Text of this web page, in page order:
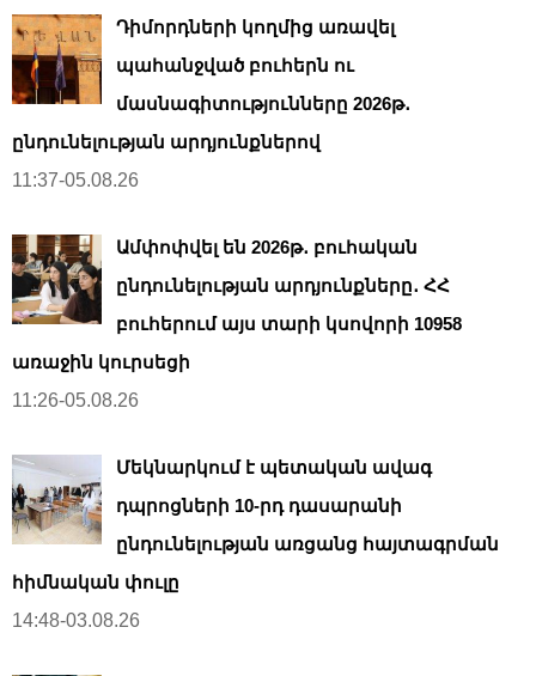
Դիմորդների կողմից առավել
պահանջված բուհերն ու
մասնագիտությունները 2026թ․
ընդունելության արդյունքներով
11:37-05.08.26
Ամփոփվել են 2026թ․ բուհական
ընդունելության արդյունքները․ ՀՀ
բուհերում այս տարի կսովորի 10958
առաջին կուրսեցի
11:26-05.08.26
Մեկնարկում է պետական ավագ
դպրոցների 10-րդ դասարանի
ընդունելության առցանց հայտագրման
հիմնական փուլը
14:48-03.08.26